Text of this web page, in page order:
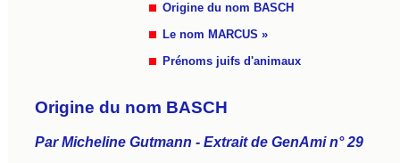
Origine du nom BASCH
Le nom MARCUS »
Prénoms juifs d'animaux
Origine du nom BASCH
Par Micheline Gutmann - Extrait de GenAmi n° 29